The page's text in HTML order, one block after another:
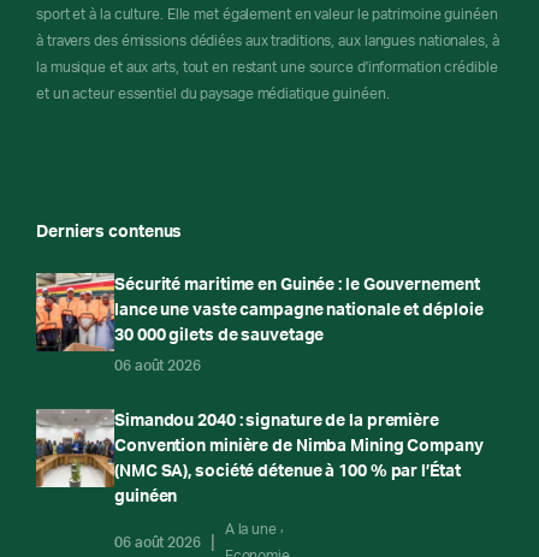
sport et à la culture. Elle met également en valeur le patrimoine guinéen
à travers des émissions dédiées aux traditions, aux langues nationales, à
la musique et aux arts, tout en restant une source d'information crédible
et un acteur essentiel du paysage médiatique guinéen.
Derniers contenus
Sécurité maritime en Guinée : le Gouvernement
lance une vaste campagne nationale et déploie
30 000 gilets de sauvetage
06 août 2026
Simandou 2040 : signature de la première
Convention minière de Nimba Mining Company
(NMC SA), société détenue à 100 % par l’État
guinéen
06 août 2026
A la une